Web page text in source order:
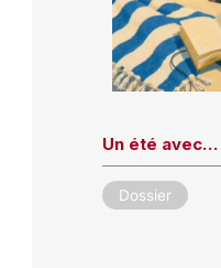
Un été avec…
Dossier